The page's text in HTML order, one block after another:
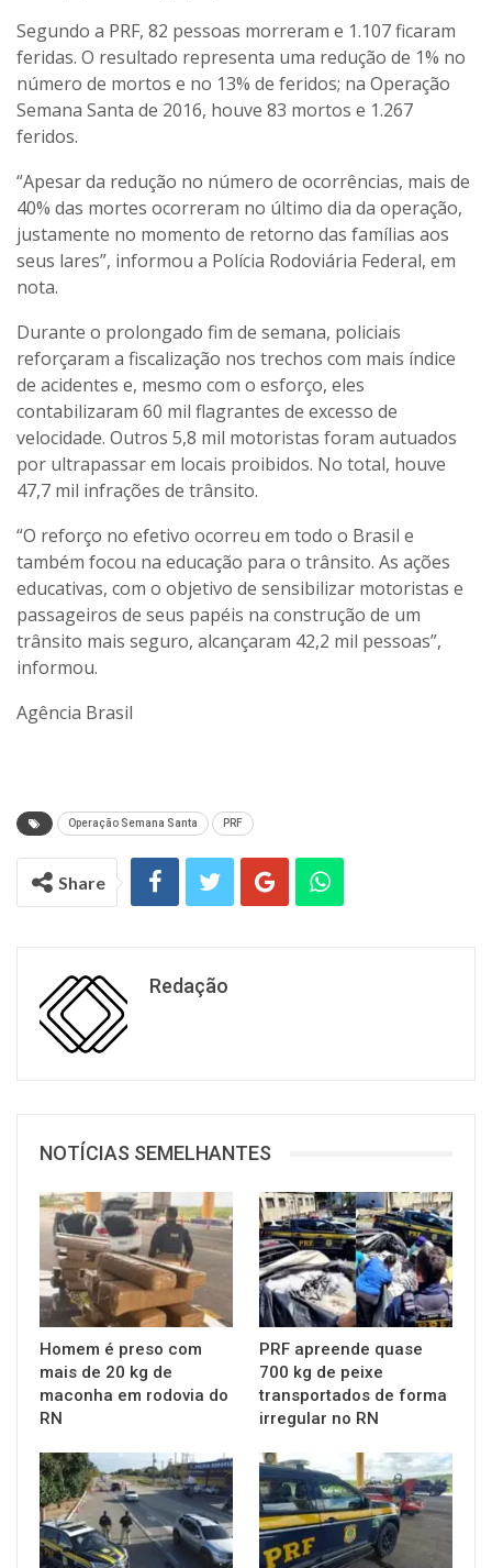
Segundo a PRF, 82 pessoas morreram e 1.107 ficaram
feridas. O resultado representa uma redução de 1% no
número de mortos e no 13% de feridos; na Operação
Semana Santa de 2016, houve 83 mortos e 1.267
feridos.
“Apesar da redução no número de ocorrências, mais de
40% das mortes ocorreram no último dia da operação,
justamente no momento de retorno das famílias aos
seus lares”, informou a Polícia Rodoviária Federal, em
nota.
Durante o prolongado fim de semana, policiais
reforçaram a fiscalização nos trechos com mais índice
de acidentes e, mesmo com o esforço, eles
contabilizaram 60 mil flagrantes de excesso de
velocidade. Outros 5,8 mil motoristas foram autuados
por ultrapassar em locais proibidos. No total, houve
47,7 mil infrações de trânsito.
“O reforço no efetivo ocorreu em todo o Brasil e
também focou na educação para o trânsito. As ações
educativas, com o objetivo de sensibilizar motoristas e
passageiros de seus papéis na construção de um
trânsito mais seguro, alcançaram 42,2 mil pessoas”,
informou.
Agência Brasil
Operação Semana Santa PRF
Share
Redação
NOTÍCIAS SEMELHANTES
Homem é preso com
mais de 20 kg de
maconha em rodovia do
RN
PRF apreende quase
700 kg de peixe
transportados de forma
irregular no RN